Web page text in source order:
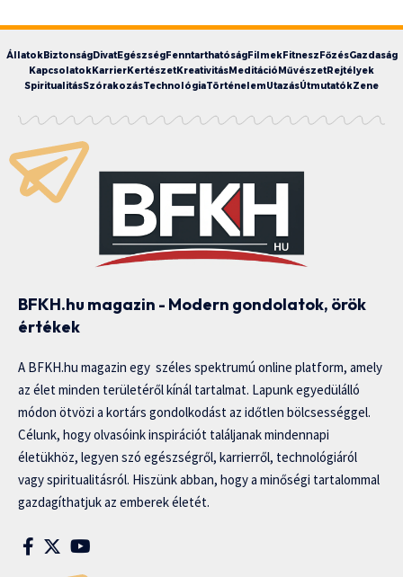
ÁllatokBiztonságDivatEgészségFenntarthatóságFilmekFitneszFőzésGazdaság
KapcsolatokKarrierKertészetKreativitásMeditációMűvészetRejtélyek
SpiritualitásSzórakozásTechnológiaTörténelemUtazásÚtmutatókZene
BFKH.hu magazin - Modern gondolatok, örök
értékek
A BFKH.hu magazin egy széles spektrumú online platform, amely
az élet minden területéről kínál tartalmat. Lapunk egyedülálló
módon ötvözi a kortárs gondolkodást az időtlen bölcsességgel.
Célunk, hogy olvasóink inspirációt találjanak mindennapi
életükhöz, legyen szó egészségről, karrierről, technológiáról
vagy spiritualitásról. Hiszünk abban, hogy a minőségi tartalommal
gazdagíthatjuk az emberek életét.